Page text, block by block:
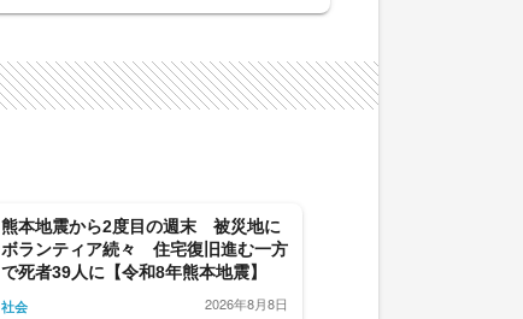
熊本地震から2度目の週末 被災地に
ボランティア続々 住宅復旧進む一方
で死者39人に【令和8年熊本地震】
社会 2026年8月8日